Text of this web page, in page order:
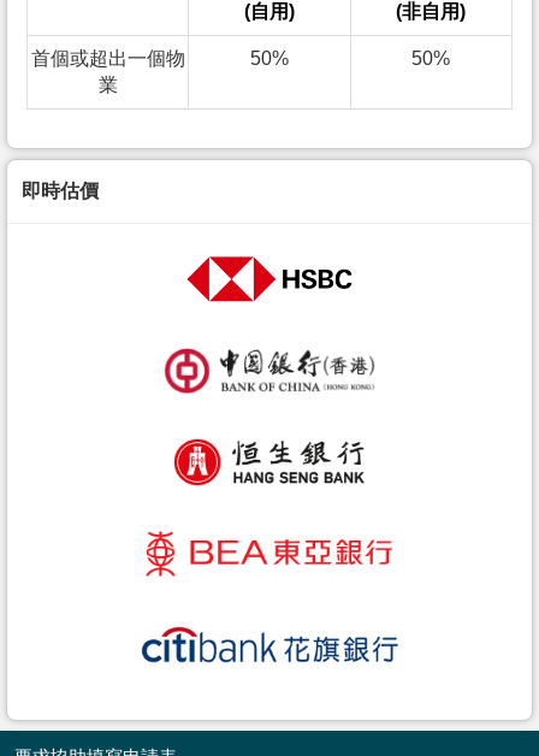
(自用)
(非自用)
首個或超出一個物
業
50% 50%
即時估價